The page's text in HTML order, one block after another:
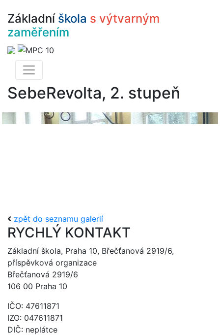
Základní škola s výtvarným
zaměřením
SebeRevolta, 2. stupeň
zpět do seznamu galerií
RYCHLÝ KONTAKT
Základní škola, Praha 10, Břečťanová 2919/6,
příspěvková organizace
Břečťanová 2919/6
106 00 Praha 10
IČO: 47611871
IZO: 047611871
DIČ: neplátce